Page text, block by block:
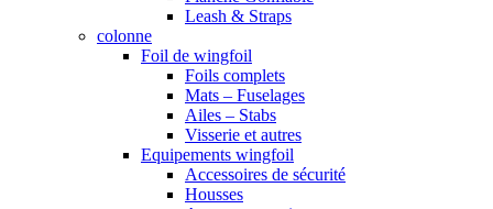
Leash & Straps
colonne
Foil de wingfoil
Foils complets
Mats – Fuselages
Ailes – Stabs
Visserie et autres
Equipements wingfoil
Accessoires de sécurité
Housses